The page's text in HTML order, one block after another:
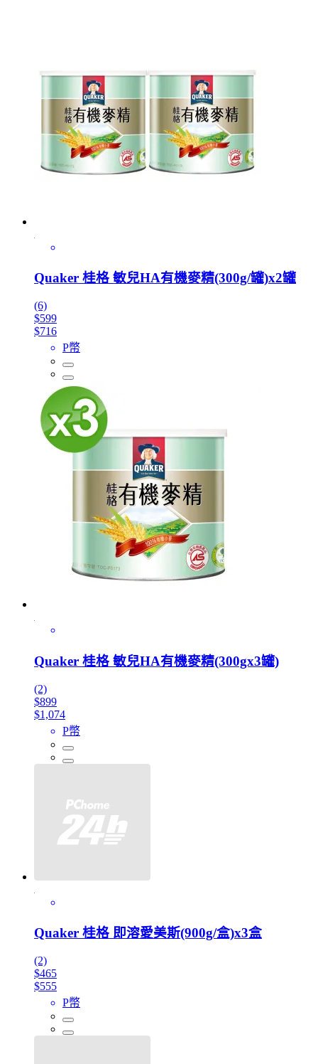
Quaker 桂格 敏兒HA有機麥精(300g/罐)x2罐
(6)
$599
$716
P幣
Quaker 桂格 敏兒HA有機麥精(300gx3罐)
(2)
$899
$1,074
P幣
Quaker 桂格 即溶愛美斯(900g/盒)x3盒
(2)
$465
$555
P幣